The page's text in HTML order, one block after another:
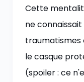
Cette
ne
traumatismes
le casque
(spoiler : ce